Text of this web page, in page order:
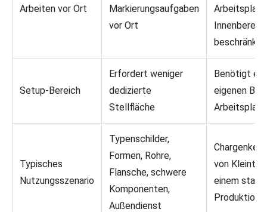
Arbeiten vor Ort
Markierungsaufgaben
vor Ort
Arbeitsplatz
Innenbereich
beschränkt
Setup-Bereich
Erfordert weniger
dedizierte
Stellfläche
Benötigt
eigenen
Typisches
Nutzungsszenario
Typenschilder,
Formen, Rohre,
Flansche, schwere
Komponenten,
Außendienst
von
einem